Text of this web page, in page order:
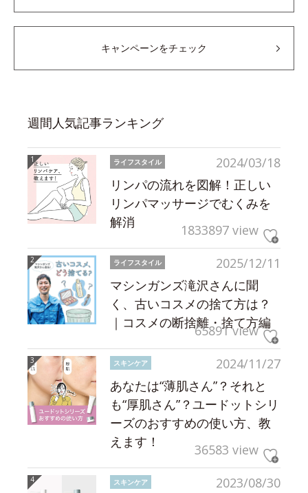
キャンペーンをチェック
週間人気記事ランキング
2024/03/18
ライフスタイル
リンパの流れを図解！正しい
リンパマッサージでむくみを
解消
1833897 view
2025/12/11
ライフスタイル
マシンガンズ滝沢さんに聞
く、古いコスメの捨て方は？
｜コスメの断捨離・捨て方編
65891 view
2024/11/27
スキンケア
あなたは“薄肌さん”？それと
も“厚肌さん”？ユードットシリ
ーズのおすすめの使い方、教
えます！
36583 view
2023/08/30
スキンケア